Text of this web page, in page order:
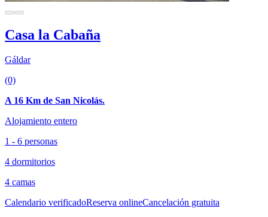
Casa la Cabaña
Gáldar
(0)
A 16 Km de San Nicolás.
Alojamiento entero
1 - 6 personas
4 dormitorios
4 camas
Calendario verificadoReserva onlineCancelación gratuita